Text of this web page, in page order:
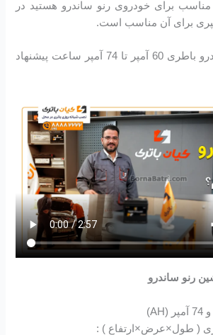
مناسب برای خودروی رنو ساندرو هستید در
آمپری برای آن مناسب است.
برای خودرو رنو ساندرو باطری 60 آمپر تا 74 آمپر ساعت پیشنهاد
رنو ساندرو
( طول×عرض×ارتفاع ) :